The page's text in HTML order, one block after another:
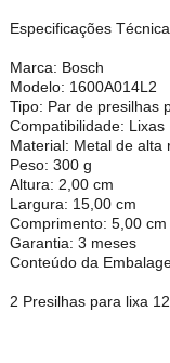
Especificações
Marca: Bosch
Modelo: 1600A014L2
Tipo: Par de presilhas
Compatibilidade:
Material: Metal de alta
Peso: 300 g
Altura: 2,00 cm
Largura: 15,00 cm
Comprimento: 5,00 cm
Garantia: 3 meses
Conteúdo da
2 Presilhas para lixa